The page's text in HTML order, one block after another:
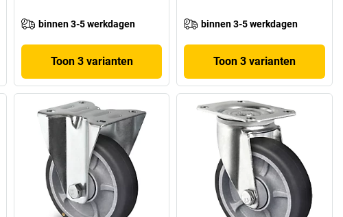
binnen 3-5 werkdagen
Toon 3 varianten
binnen 3-5 werkdagen
Toon 3 varianten